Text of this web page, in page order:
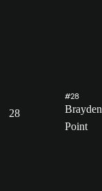
28
#28
Brayden
Point